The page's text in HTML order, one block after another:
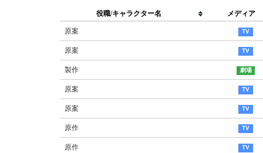
役職/キャラクター名 メディア
原案
原案
製作
原案
原案
原作
原作